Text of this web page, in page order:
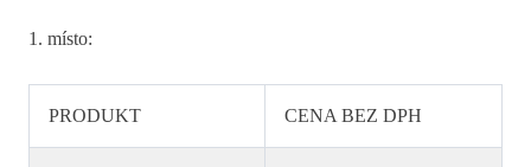
1. místo:
PRODUKT CENA BEZ DPH